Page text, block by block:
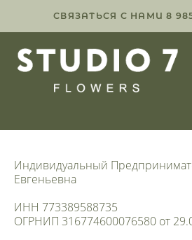
СВЯЗАТЬСЯ С НАМИ 8 985
Индивидуальный
Евгеньевна
ИНН 773389588735
ОГРНИП 316774600076580 от